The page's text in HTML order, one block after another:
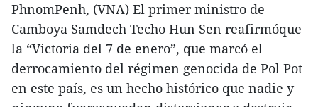
PhnomPenh, (VNA) El primer ministro de
Camboya Samdech Techo Hun Sen reafirmóque
la “Victoria del 7 de enero”, que marcó el
derrocamiento del régimen genocida de Pol Pot
en este país, es un hecho histórico que nadie y